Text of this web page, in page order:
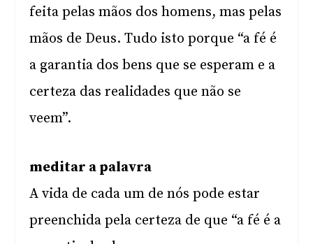
feita pelas mãos dos homens, mas pelas
mãos de Deus. Tudo isto porque “a fé é
a garantia dos bens que se esperam e a
certeza das realidades que não se
veem”.
meditar a palavra
A vida de cada um de nós pode estar
preenchida pela certeza de que “a fé é a